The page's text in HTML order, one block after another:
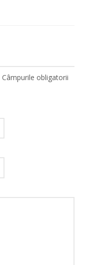
Câmpurile obligatorii